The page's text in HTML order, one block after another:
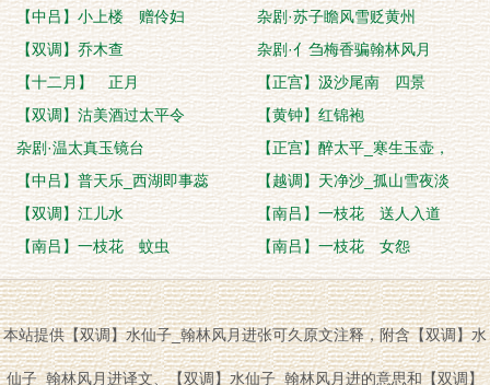
花
【中吕】小上楼 赠伶妇
杂剧·苏子瞻风雪贬黄州
【双调】乔木查
杂剧·亻刍梅香骗翰林风月
【十二月】 正月
【正宫】汲沙尾南 四景
【双调】沽美酒过太平令
【黄钟】红锦袍
杂剧·温太真玉镜台
【正宫】醉太平_寒生玉壶，
【中吕】普天乐_西湖即事蕊
【越调】天净沙_孤山雪夜淡
【双调】江儿水
【南吕】一枝花 送人入道
【南吕】一枝花 蚊虫
【南吕】一枝花 女怨
本站提供【双调】水仙子_翰林风月进张可久原文注释，附含【双调】水
仙子_翰林风月进译文、【双调】水仙子_翰林风月进的意思和【双调】